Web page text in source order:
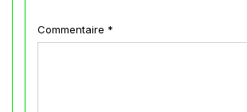
Commentaire *